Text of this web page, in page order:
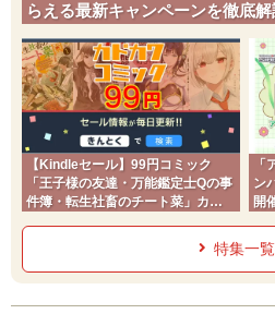
らえる最新キャンペーンを徹底
チ】
【Kindleセール】99円コミック
「王子様の友達・万能鑑定士Qの事
件簿・転生社畜のチート菜」カド
ン
開
特集一